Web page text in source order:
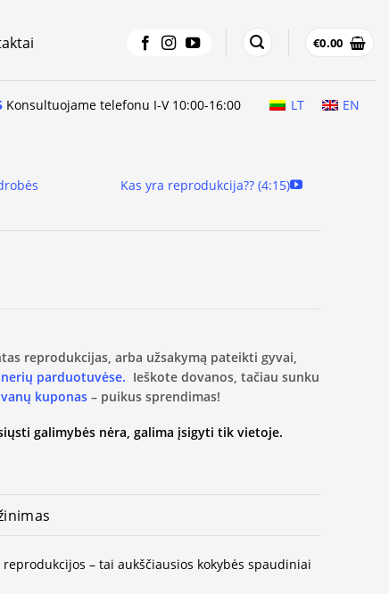
€0.00
Konsultuojame telefonu I-V 10:00-16:00 LT EN
Kas yra reprodukcija?? (4:15)
reprodukcijas, arba užsakymą pateikti gyvai,
parduotuvėse. Ieškote dovanos, tačiau sunku
kuponas – puikus sprendimas!
galimybės nėra, galima įsigyti tik vietoje.
– tai aukščiausios kokybės spaudiniai